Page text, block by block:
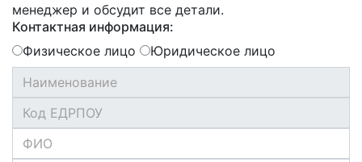
менеджер и обсудит все детали.
Контактная информация:
Физическое лицо
Юридическое лицо